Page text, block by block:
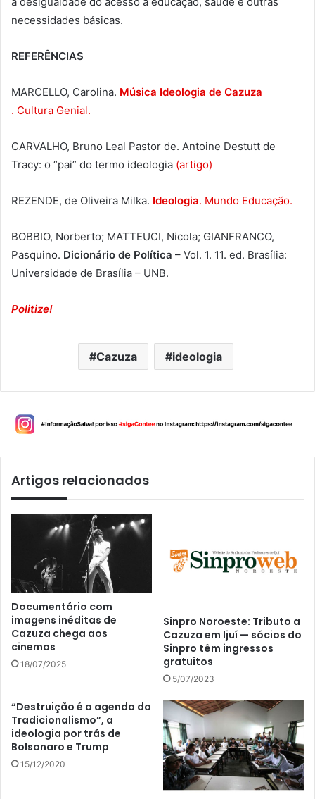
necessidades básicas.
REFERÊNCIAS
MARCELLO, Carolina. Música Ideologia de Cazuza
. Cultura Genial.
CARVALHO, Bruno Leal Pastor de. Antoine Destutt de
Tracy: o “pai” do termo ideologia (artigo)
REZENDE, de Oliveira Milka. Ideologia. Mundo Educação.
BOBBIO, Norberto; MATTEUCI, Nicola; GIANFRANCO,
Pasquino. Dicionário de Política – Vol. 1. 11. ed. Brasília:
Universidade de Brasília – UNB.
Politize!
Cazuza ideologia
Artigos relacionados
Documentário com
imagens inéditas de
Cazuza chega aos
cinemas
18/07/2025
Sinpro Noroeste: Tributo a
Cazuza em Ijuí — sócios do
Sinpro têm ingressos
gratuitos
5/07/2023
“Destruição é a agenda do
Tradicionalismo”, a
ideologia por trás de
Bolsonaro e Trump
15/12/2020